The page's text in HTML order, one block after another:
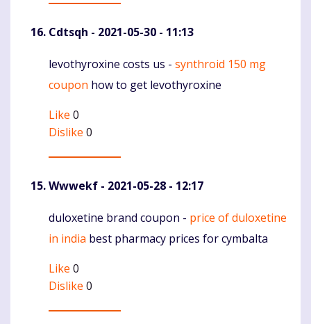
Cdtsqh - 2021-05-30 - 11:13
Komentaras
levothyroxine costs us - synthroid 150 mg
coupon how to get levothyroxine
Like 0
Dislike 0
Wwwekf - 2021-05-28 - 12:17
Komentaras
duloxetine brand coupon - price of duloxetine
in india best pharmacy prices for cymbalta
Like 0
Dislike 0